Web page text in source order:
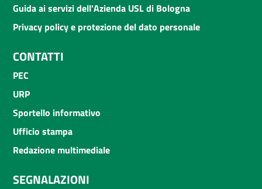
Guida ai servizi dell'Azienda USL di Bologna
Privacy policy e protezione del dato personale
CONTATTI
PEC
URP
Sportello informativo
Ufficio stampa
Redazione multimediale
SEGNALAZIONI